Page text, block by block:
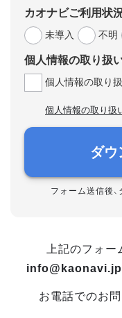
カオナビご利用状
未導入
不明
個人情報の取り扱
個人情報の取り
個人情報の取り扱
ダウ
フォーム送信後
上記のフォー
info@kaonavi.jp
お電話でのお